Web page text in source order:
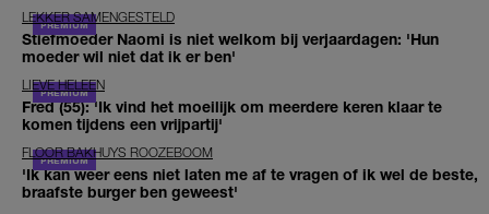
LEKKER SAMENGESTELD
Stiefmoeder Naomi is niet welkom bij verjaardagen: 'Hun
moeder wil niet dat ik er ben'
LIEVE HELEEN
Fred (55): 'Ik vind het moeilijk om meerdere keren klaar te
komen tijdens een vrijpartij'
FLOOR BAKHUYS ROOZEBOOM
'Ik kan weer eens niet laten me af te vragen of ik wel de beste,
braafste burger ben geweest'